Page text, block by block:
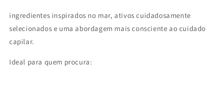
ingredientes inspirados no mar, ativos cuidadosamente
selecionados e uma abordagem mais consciente ao cuidado
capilar.
Ideal para quem procura: